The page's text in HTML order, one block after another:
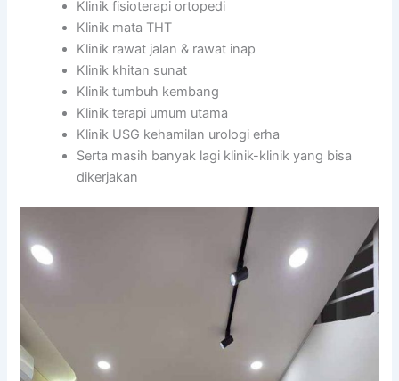
Klinik fisioterapi ortopedi
Klinik mata THT
Klinik rawat jalan & rawat inap
Klinik khitan sunat
Klinik tumbuh kembang
Klinik terapi umum utama
Klinik USG kehamilan urologi erha
Serta masih banyak lagi klinik-klinik yang bisa
dikerjakan